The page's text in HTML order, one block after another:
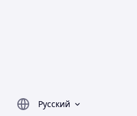
Русский